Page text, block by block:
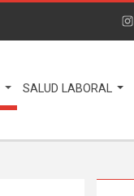
SALUD LABORAL